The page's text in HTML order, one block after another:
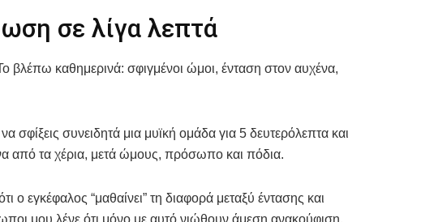
σε λίγα λεπτά
βλέπω καθημερινά: σφιγμένοι ώμοι, ένταση στον αυχένα,
σφίξεις συνειδητά μια μυϊκή ομάδα για 5 δευτερόλεπτα και
από τα χέρια, μετά ώμους, πρόσωπο και πόδια.
ο εγκέφαλος “μαθαίνει” τη διαφορά μεταξύ έντασης και